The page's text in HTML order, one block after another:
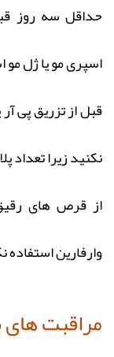
حداقل سه روز
اسپری مو یا ژل مو
قبل از تزریق پی
نکنید زیرا تعداد
از قرص های
وارفارین استفاده
مراقبت های